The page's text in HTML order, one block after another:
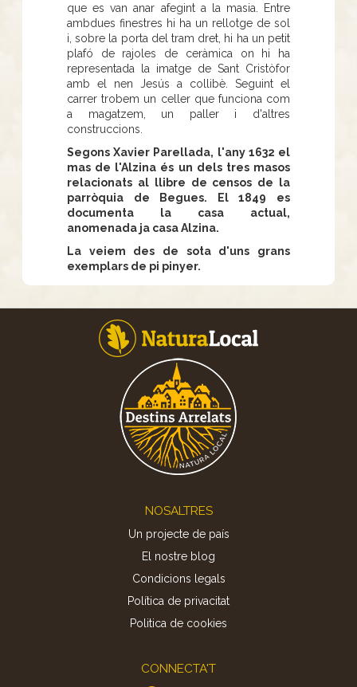
que es van anar afegint a la masia. Entre
ambdues finestres hi ha un rellotge de sol
i, sobre la porta del tram dret, hi ha un petit
plafó de rajoles de ceràmica on hi ha
representada la imatge de Sant Cristòfor
amb el nen Jesús a collibè. Seguint el
carrer trobem un celler que funciona com
a magatzem, un paller i d'altres
construccions.
Segons Xavier Parellada, l'any 1632 el
mas de l'Alzina és un dels tres masos
relacionats al llibre de censos de la
parròquia de Begues. El 1849 es
documenta la casa actual,
anomenada ja casa Alzina.
La veiem des de sota d'uns grans
exemplars de pi pinyer.
NOSALTRES
Un projecte de país
El nostre blog
Condicions legals
Política de privacitat
Politica de cookies
CONNECTA'T